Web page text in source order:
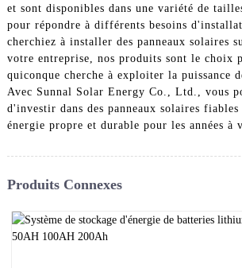
et sont disponibles dans une variété de
pour répondre à différents besoins
cherchiez à installer des panneaux solaires
votre entreprise, nos produits sont le choix
quiconque cherche à exploiter la puissance
Avec Sunnal Solar Energy Co., Ltd., vous
d'investir dans des panneaux solaires
énergie propre et durable pour les années à
Produits Connexes